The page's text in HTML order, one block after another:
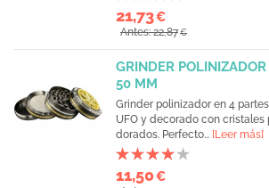
21,73€
Antes: 22,87€
GRINDER
50 MM
Grinder polinizador en 4
UFO y decorado con cristales
dorados. Perfecto... [Leer más]
11,50€